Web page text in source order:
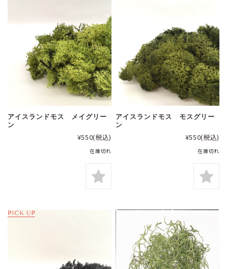
アイスランドモス メイグリー
ン
¥550(税込)
在庫切れ
アイスランドモス モスグリー
ン
¥550(税込)
在庫切れ